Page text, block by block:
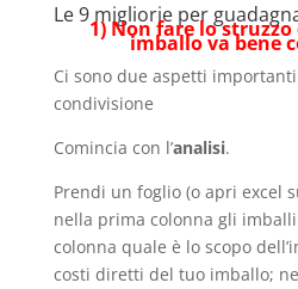
Le 9 migliorie per
1) Non fare lo
imballo va bene
Ci sono due aspetti
condivisione
Comincia con l’analisi.
Prendi un foglio (o apri excel
nella prima colonna gli
colonna quale è lo scopo
costi diretti del tuo imballo;